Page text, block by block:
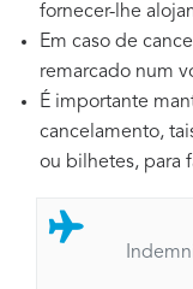
fornecer-lhe
Em caso de
remarcado num
É importante
cancelamento,
ou bilhetes, para